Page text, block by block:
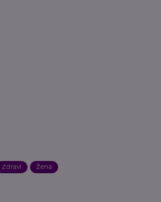
Zdraví Žena